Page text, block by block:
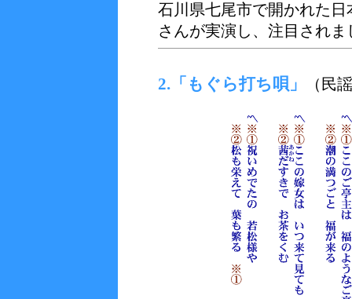
石川県七尾市で開かれた
さんが実演し、注目されま
2.「もぐら打ち唄」 （民